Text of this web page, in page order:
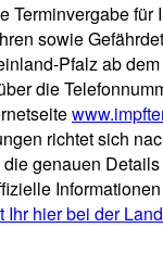
Terminvergabe für
sowie
Pfalz ab
die
richtet sich
genauen Details
Ihr hier bei der